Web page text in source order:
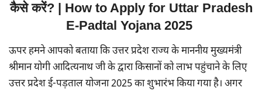
कैसे करें? | How to Apply for Uttar Pradesh
E-Padtal Yojana 2025
ऊपर हमने आपको बताया कि उत्तर प्रदेश राज्य के माननीय मुख्यमंत्री
श्रीमान योगी आदित्यनाथ जी के द्वारा किसानों को लाभ पहुंचाने के लिए
उत्तर प्रदेश ई-पड़ताल योजना 2025 का शुभारंभ किया गया है। अगर